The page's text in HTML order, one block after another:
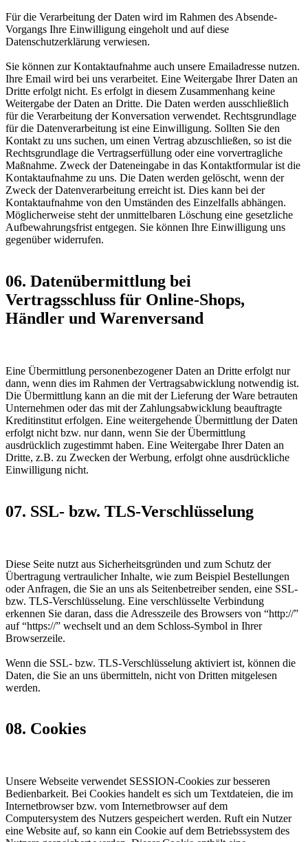
Für die Verarbeitung der Daten wird im Rahmen des Absende-
Vorgangs Ihre Einwilligung eingeholt und auf diese
Datenschutzerklärung verwiesen.
Sie können zur Kontaktaufnahme auch unsere Emailadresse nutzen.
Ihre Email wird bei uns verarbeitet. Eine Weitergabe Ihrer Daten an
Dritte erfolgt nicht. Es erfolgt in diesem Zusammenhang keine
Weitergabe der Daten an Dritte. Die Daten werden ausschließlich
für die Verarbeitung der Konversation verwendet. Rechtsgrundlage
für die Datenverarbeitung ist eine Einwilligung. Sollten Sie den
Kontakt zu uns suchen, um einen Vertrag abzuschließen, so ist die
Rechtsgrundlage die Vertragserfüllung oder eine vorvertragliche
Maßnahme. Zweck der Dateneingabe in das Kontaktformular ist die
Kontaktaufnahme zu uns. Die Daten werden gelöscht, wenn der
Zweck der Datenverarbeitung erreicht ist. Dies kann bei der
Kontaktaufnahme von den Umständen des Einzelfalls abhängen.
Möglicherweise steht der unmittelbaren Löschung eine gesetzliche
Aufbewahrungsfrist entgegen. Sie können Ihre Einwilligung uns
gegenüber widerrufen.
06. Datenübermittlung bei
Vertragsschluss für Online-Shops,
Händler und Warenversand
Eine Übermittlung personenbezogener Daten an Dritte erfolgt nur
dann, wenn dies im Rahmen der Vertragsabwicklung notwendig ist.
Die Übermittlung kann an die mit der Lieferung der Ware betrauten
Unternehmen oder das mit der Zahlungsabwicklung beauftragte
Kreditinstitut erfolgen. Eine weitergehende Übermittlung der Daten
erfolgt nicht bzw. nur dann, wenn Sie der Übermittlung
ausdrücklich zugestimmt haben. Eine Weitergabe Ihrer Daten an
Dritte, z.B. zu Zwecken der Werbung, erfolgt ohne ausdrückliche
Einwilligung nicht.
07. SSL- bzw. TLS-Verschlüsselung
Diese Seite nutzt aus Sicherheitsgründen und zum Schutz der
Übertragung vertraulicher Inhalte, wie zum Beispiel Bestellungen
oder Anfragen, die Sie an uns als Seitenbetreiber senden, eine SSL-
bzw. TLS-Verschlüsselung. Eine verschlüsselte Verbindung
erkennen Sie daran, dass die Adresszeile des Browsers von “http://”
auf “https://” wechselt und an dem Schloss-Symbol in Ihrer
Browserzeile.
Wenn die SSL- bzw. TLS-Verschlüsselung aktiviert ist, können die
Daten, die Sie an uns übermitteln, nicht von Dritten mitgelesen
werden.
08. Cookies
Unsere Webseite verwendet SESSION-Cookies zur besseren
Bedienbarkeit. Bei Cookies handelt es sich um Textdateien, die im
Internetbrowser bzw. vom Internetbrowser auf dem
Computersystem des Nutzers gespeichert werden. Ruft ein Nutzer
eine Website auf, so kann ein Cookie auf dem Betriebssystem des